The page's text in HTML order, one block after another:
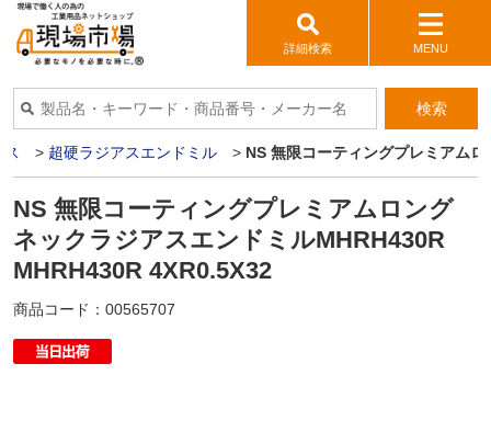
詳細検索 MENU
検索
> 超硬ラジアスエンドミル > NS 無限コーティングプレミアム
NS 無限コーティングプレミアムロング
ネックラジアスエンドミルMHRH430R
MHRH430R 4XR0.5X32
商品コード： 00565707